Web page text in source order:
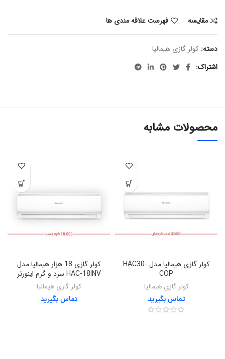
مقایسه فهرست علاقه مندی ها
دسته: کولر گازی هیمالیا
اشتراک
محصولات مشابه
کولر گازی هیمالیا مدل HAC30-
COP
کولر گازی هیمالیا
تماس بگیرید
کولر گازی 18 هزار هیمالیا مدل
HAC-18INV سرد و گرم اینورتر
کولر گازی هیمالیا
تماس بگیرید